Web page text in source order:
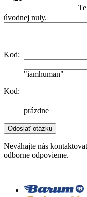
úvodnej nuly.
Kod:
"iamhuman"
Kod:
prázdne
Neváhajte nás
odborne odpovieme.